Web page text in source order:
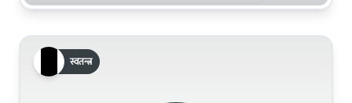
स्वतन्त्र